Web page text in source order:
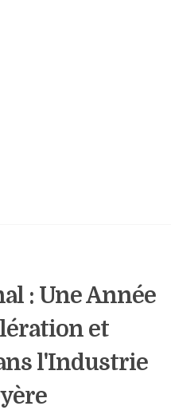
: Une Année
et
l'Industrie